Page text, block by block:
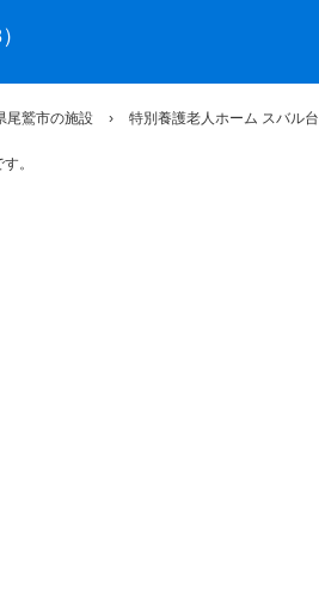
尾鷲市の施設 › 特別養護老人ホーム スバル台
。